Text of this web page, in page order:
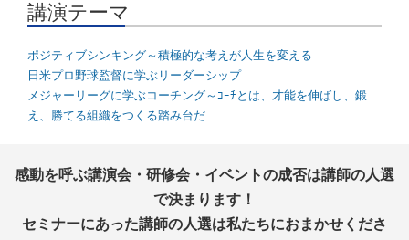
講演テーマ
ポジティブシンキング～積極的な考えが人生を変える
日米プロ野球監督に学ぶリーダーシップ
メジャーリーグに学ぶコーチング～ｺｰﾁとは、才能を伸ばし、鍛
え、勝てる組織をつくる踏み台だ
感動を呼ぶ講演会・研修会・イベントの成否は講師の人選
で決まります！
セミナーにあった講師の人選は私たちにおまかせくださ